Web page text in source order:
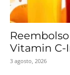
Vitamin C-
3 agosto, 2026